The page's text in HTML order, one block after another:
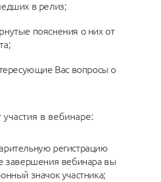
в релиз;
пояснения о них от
Вас вопросы о
в вебинаре:
регистрацию
завершения вебинара вы
значок участника;